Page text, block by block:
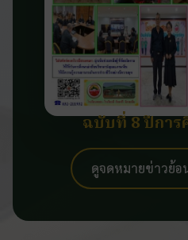
ฉบับที่ 8 ปีการ
ดูจดหมายข่าวย้อ